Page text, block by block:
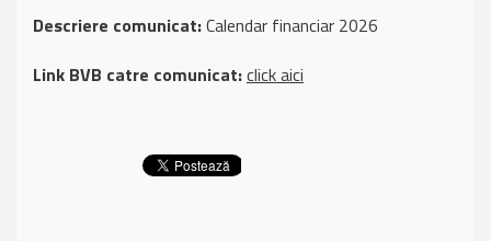
Descriere comunicat:Calendar financiar 2026
Link BVB catre comunicat:click aici